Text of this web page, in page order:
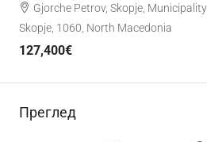
Gjorche Petrov, Skopje,
Skopje, 1060, North Macedonia
127,400€
Преглед